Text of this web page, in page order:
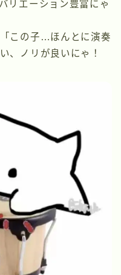
リエーション豊富にゃ
この子…ほんとに演奏
、ノリが良いにゃ！